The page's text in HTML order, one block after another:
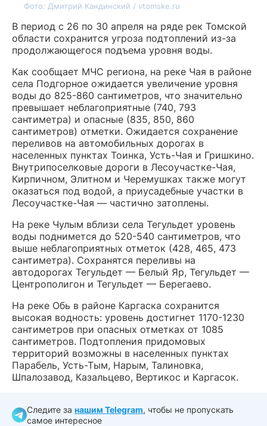
Фото: Дмитрий Кандинский / vtomske.ru
В период с 26 по 30 апреля на ряде рек Томской
области сохранится угроза подтоплений из-за
продолжающегося подъема уровня воды.
Как сообщает МЧС региона, на реке Чая в районе
села Подгорное ожидается увеличение уровня
воды до 825-860 сантиметров, что значительно
превышает неблагоприятные (740, 793
сантиметра) и опасные (835, 850, 860
сантиметров) отметки. Ожидается сохранение
переливов на автомобильных дорогах в
населенных пунктах Тоинка, Усть-Чая и Гришкино.
Внутрипоселковые дороги в Лесоучастке-Чая,
Кирпичном, Элитном и Черемушках также могут
оказаться под водой, а приусадебные участки в
Лесоучастке-Чая — частично затоплены.
На реке Чулым вблизи села Тегульдет уровень
воды поднимется до 520-540 сантиметров, что
выше неблагоприятных отметок (428, 465, 473
сантиметра). Сохранятся переливы на
автодорогах Тегульдет — Белый Яр, Тегульдет —
Центрополигон и Тегульдет — Берегаево.
На реке Обь в районе Каргаска сохранится
высокая водность: уровень достигнет 1170-1230
сантиметров при опасных отметках от 1085
сантиметров. Подтопления придомовых
территорий возможны в населенных пунктах
Парабель, Усть-Тым, Нарым, Талиновка,
Шпалозавод, Казальцево, Вертикос и Каргасок.
Следите за нашим Telegram, чтобы не пропускать
самое интересное